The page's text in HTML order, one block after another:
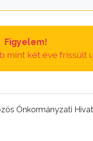
Figyelem!
mint két éve frissült
Önkormányzati